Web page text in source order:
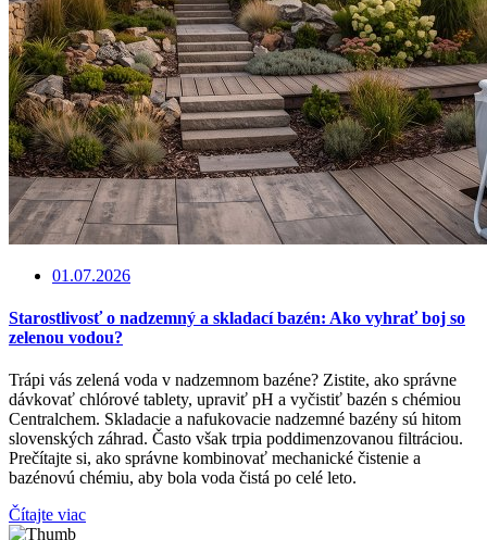
01.07.2026
Starostlivosť o nadzemný a skladací bazén: Ako vyhrať boj so
zelenou vodou?
Trápi vás zelená voda v nadzemnom bazéne? Zistite, ako správne
dávkovať chlórové tablety, upraviť pH a vyčistiť bazén s chémiou
Centralchem. Skladacie a nafukovacie nadzemné bazény sú hitom
slovenských záhrad. Často však trpia poddimenzovanou filtráciou.
Prečítajte si, ako správne kombinovať mechanické čistenie a
bazénovú chémiu, aby bola voda čistá po celé leto.
Čítajte viac